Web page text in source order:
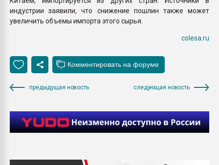
индустрии заявили, что снижение пошлин также может
увеличить объемы импорта этого сырья.
colesa.ru
предыдущая новость следующая новость